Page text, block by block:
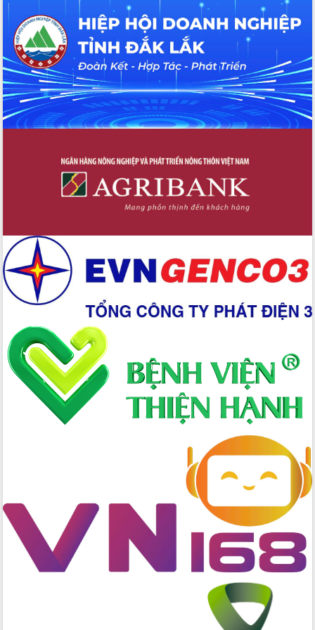
hiện nhiệm vụ quản lý tài sản công
hàng tuần
Tháo gỡ những vướng mắc, đẩy mạnh
công tác cải cách thủ tục hành chính
tại Trung tâm Phục vụ hành chính
công tỉnh
Đắk Lắk: Tôn vinh 46 giải pháp tại Hội
thi Sáng tạo Kỹ thuật 2024 - 2025
Đắk Lắk rà soát, điều chỉnh Đề án 190
Phó Chủ tịch UBND tỉnh Đắk Lắk
Trương Công Thái kiểm tra thực địa
Dự án cao tốc Khánh Hòa - Buôn Ma
sản sống” trong dòng chảy toàn cầu
Xây dựng nông thôn mới: Nâng cao đời
sống người dân từ những mô hình thiết
Quyết liệt tháo gỡ vướng mắc, đẩy
nhanh tiến độ các dự án trọng điểm
trong Khu kinh tế Nam Phú Yên
Hòn Yến phát triển du lịch gắn với bảo
tồn biển
Lấy ý kiến điều chỉnh Quy hoạch tỉnh
Đắk Lắk thời kỳ 2021-2030, tầm nhìn
đến năm 2050
Phát động chiến dịch 30 ngày đêm
Đắk Lắk ký kết thỏa thuận hợp tác về
chuyển đổi số giai đoạn 2026 – 2030
với Tập đoàn Bưu chính Viễn thông
Việt Nam
Thứ trưởng Bộ Y tế làm việc với tỉnh